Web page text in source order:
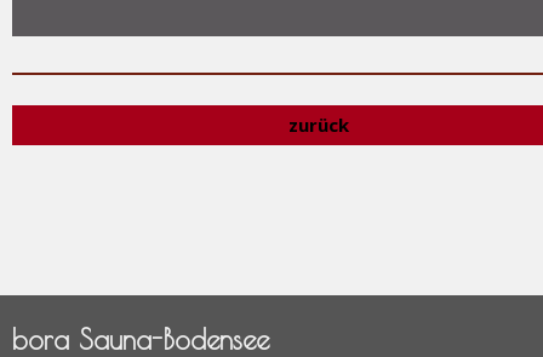
zurück
bora Sauna-Bodensee